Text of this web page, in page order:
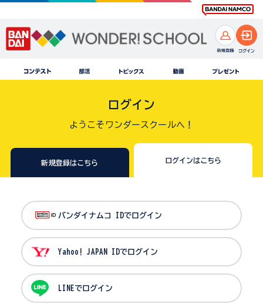
ログイン
ようこそワンダースクールへ！
新規登録はこちら ログインはこちら
バンダイナムコ IDでログイン
Yahoo! JAPAN IDでログイン
LINEでログイン